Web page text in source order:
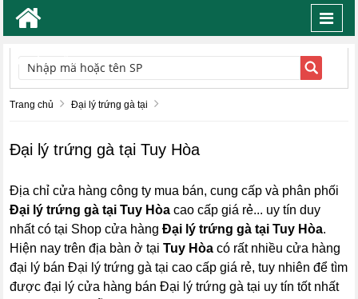
TÌM KIẾM
Trang chủ Đại lý trứng gà tại
Đại lý trứng gà tại Tuy Hòa
Địa chỉ cửa hàng công ty mua bán, cung cấp và phân phối
Đại lý trứng gà tại Tuy Hòa cao cấp giá rẻ... uy tín duy
nhất có tại Shop cửa hàngĐại lý trứng gà tại Tuy Hòa.
Hiện nay trên địa bàn ở tạiTuy Hòa có rất nhiều cửa hàng
đại lý bán Đại lý trứng gà tại cao cấp giá rẻ, tuy nhiên để tìm
được đại lý cửa hàng bán Đại lý trứng gà tại uy tín tốt nhất